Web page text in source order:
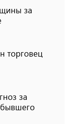
за
торговец
за